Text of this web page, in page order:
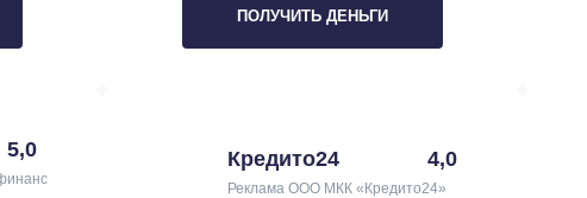
ПОЛУЧИТЬ ДЕНЬГИ
5,0 Кредито24 4,0
Реклама ООО МКК «Кредито24»